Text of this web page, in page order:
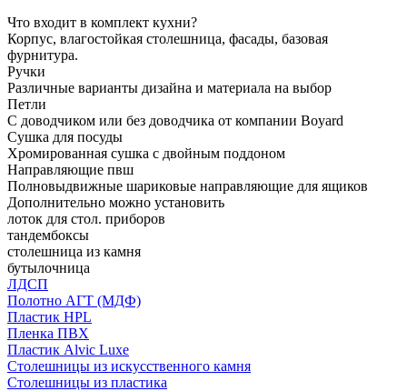
Что входит в комплект кухни?
Корпус, влагостойкая столешница, фасады, базовая
фурнитура.
Ручки
Различные варианты дизайна и материала на выбор
Петли
С доводчиком или без доводчика от компании Boyard
Сушка для посуды
Хромированная сушка с двойным поддоном
Направляющие пвш
Полновыдвижные шариковые направляющие для ящиков
Дополнительно можно установить
лоток для стол. приборов
тандембоксы
столешница из камня
бутылочница
ЛДСП
Полотно АГТ (МДФ)
Пластик HPL
Пленка ПВХ
Пластик Alvic Luxe
Столешницы из искусственного камня
Столешницы из пластика